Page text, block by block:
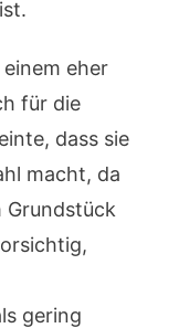
eher
für die
dass sie
macht, da
Grundstück
gering